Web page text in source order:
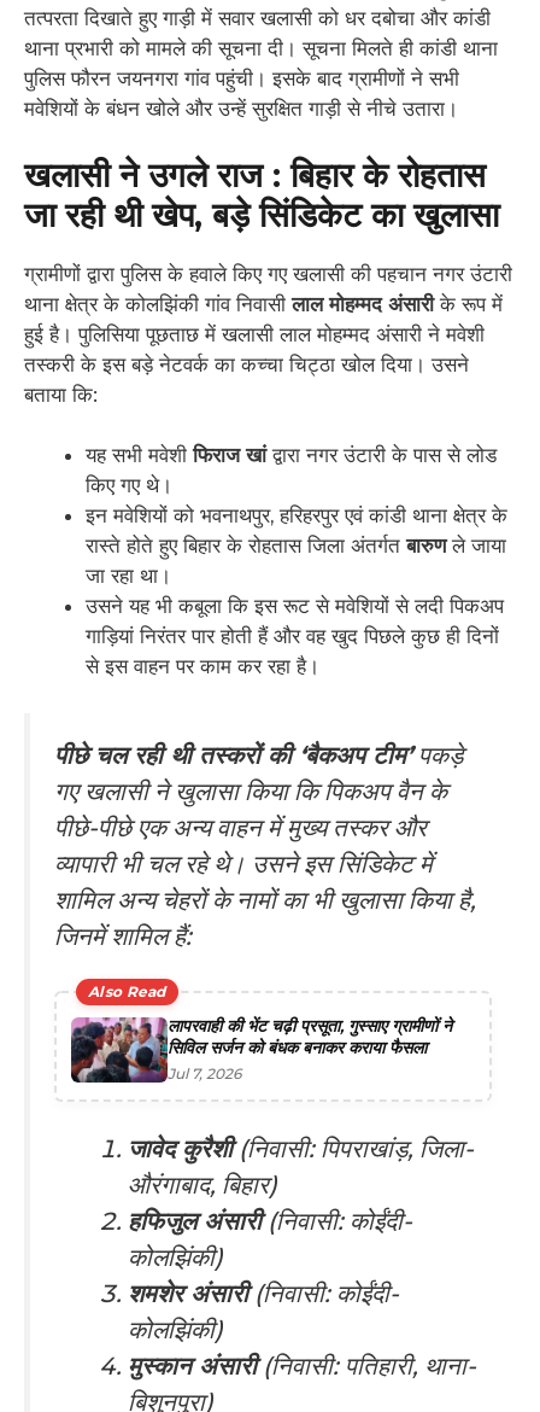
तत्परता दिखाते हुए गाड़ी में सवार खलासी को धर दबोचा और कांडी
थाना प्रभारी को मामले की सूचना दी। सूचना मिलते ही कांडी थाना
पुलिस फौरन जयनगरा गांव पहुंची। इसके बाद ग्रामीणों ने सभी
मवेशियों के बंधन खोले और उन्हें सुरक्षित गाड़ी से नीचे उतारा।
खलासी ने उगले राज : बिहार के रोहतास
जा रही थी खेप, बड़े सिंडिकेट का खुलासा
ग्रामीणों द्वारा पुलिस के हवाले किए गए खलासी की पहचान नगर उंटारी
थाना क्षेत्र के कोलझिंकी गांव निवासीलाल मोहम्मद अंसारीके रूप में
हुई है। पुलिसिया पूछताछ में खलासी लाल मोहम्मद अंसारी ने मवेशी
तस्करी के इस बड़े नेटवर्क का कच्चा चिट्ठा खोल दिया। उसने
बताया कि:
यह सभी मवेशीफिराज खांद्वारा नगर उंटारी के पास से लोड
किए गए थे।
इन मवेशियों को भवनाथपुर, हरिहरपुर एवं कांडी थाना क्षेत्र के
रास्ते होते हुए बिहार के रोहतास जिला अंतर्गतबारुणले जाया
जा रहा था।
उसने यह भी कबूला कि इस रूट से मवेशियों से लदी पिकअप
गाड़ियां निरंतर पार होती हैं और वह खुद पिछले कुछ ही दिनों
से इस वाहन पर काम कर रहा है।
पीछे चल रही थी तस्करों की ‘बैकअप टीम’पकड़े
गए खलासी ने खुलासा किया कि पिकअप वैन के
पीछे-पीछे एक अन्य वाहन में मुख्य तस्कर और
व्यापारी भी चल रहे थे। उसने इस सिंडिकेट में
शामिल अन्य चेहरों के नामों का भी खुलासा किया है,
जिनमें शामिल हैं:
Also Read
लापरवाही की भेंट चढ़ी प्रसूता, गुस्साए ग्रामीणों ने
सिविल सर्जन को बंधक बनाकर कराया फैसला
Jul 7, 2026
जावेद कुरैशी(निवासी: पिपराखांड़, जिला-
औरंगाबाद, बिहार)
हफिजुल अंसारी(निवासी: कोईंदी-
कोलझिंकी)
शमशेर अंसारी(निवासी: कोईंदी-
कोलझिंकी)
मुस्कान अंसारी(निवासी: पतिहारी, थाना-
बिशुनपुरा)